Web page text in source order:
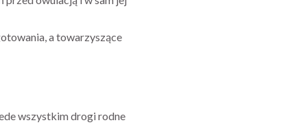
a towarzyszące
wszystkim drogi rodne